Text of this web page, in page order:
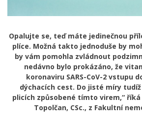
Opalujte se, teď máte jedinečnou
plíce. Možná takto jednoduše by
by vám pomohla zvládnout
nedávno bylo prokázáno, že
koronaviru SARS-CoV-2 vstupu
dýchacích cest. Do jisté míry
plicích způsobené tímto virem,“ říká
Topolčan, CSc., z Fakultní